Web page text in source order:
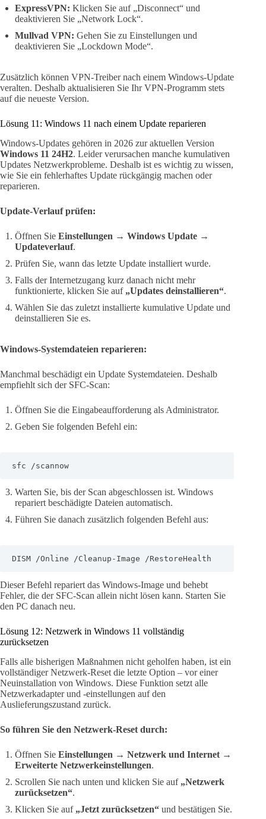
ExpressVPN: Klicken Sie auf „Disconnect“ und
deaktivieren Sie „Network Lock“.
Mullvad VPN: Gehen Sie zu Einstellungen und
deaktivieren Sie „Lockdown Mode“.
Zusätzlich können VPN-Treiber nach einem Windows-Update
veralten. Deshalb aktualisieren Sie Ihr VPN-Programm stets
auf die neueste Version.
Lösung 11: Windows 11 nach einem Update reparieren
Windows-Updates gehören in 2026 zur aktuellen Version
Windows 11 24H2. Leider verursachen manche kumulativen
Updates Netzwerkprobleme. Deshalb ist es wichtig zu wissen,
wie Sie ein fehlerhaftes Update rückgängig machen oder
reparieren.
Update-Verlauf prüfen:
Öffnen Sie Einstellungen → Windows Update →
Updateverlauf.
Prüfen Sie, wann das letzte Update installiert wurde.
Falls der Internetzugang kurz danach nicht mehr
funktionierte, klicken Sie auf „Updates deinstallieren“.
Wählen Sie das zuletzt installierte kumulative Update und
deinstallieren Sie es.
Windows-Systemdateien reparieren:
Manchmal beschädigt ein Update Systemdateien. Deshalb
empfiehlt sich der SFC-Scan:
Öffnen Sie die Eingabeaufforderung als Administrator.
Geben Sie folgenden Befehl ein:
sfc /scannow
Warten Sie, bis der Scan abgeschlossen ist. Windows
repariert beschädigte Dateien automatisch.
Führen Sie danach zusätzlich folgenden Befehl aus:
DISM /Online /Cleanup-Image /RestoreHealth
Dieser Befehl repariert das Windows-Image und behebt
Fehler, die der SFC-Scan allein nicht lösen kann. Starten Sie
den PC danach neu.
Lösung 12: Netzwerk in Windows 11 vollständig
zurücksetzen
Falls alle bisherigen Maßnahmen nicht geholfen haben, ist ein
vollständiger Netzwerk-Reset die letzte Option – vor einer
Neuinstallation von Windows. Diese Funktion setzt alle
Netzwerkadapter und -einstellungen auf den
Auslieferungszustand zurück.
So führen Sie den Netzwerk-Reset durch:
Öffnen Sie Einstellungen → Netzwerk und Internet →
Erweiterte Netzwerkeinstellungen.
Scrollen Sie nach unten und klicken Sie auf „Netzwerk
zurücksetzen“.
Klicken Sie auf „Jetzt zurücksetzen“ und bestätigen Sie.